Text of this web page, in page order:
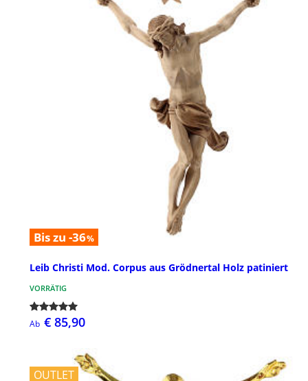
Bis zu -36%
Leib Christi Mod. Corpus aus Grödnertal Holz patiniert
VORRÄTIG
Ab € 85,90
OUTLET